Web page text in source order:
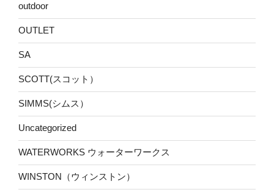
outdoor
OUTLET
SA
SCOTT(スコット）
SIMMS(シムス）
Uncategorized
WATERWORKS ウォーターワークス
WINSTON（ウィンストン）